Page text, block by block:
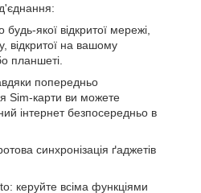
якої відкритої мережі,
відкритої на вашому
планшеті.
попередньо
Sim-карти ви можете
інтернет безпосередньо в
синхронізація ґаджетів
керуйте всіма функціями